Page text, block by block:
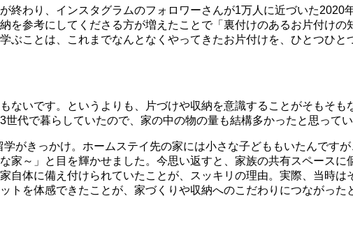
終わり、インスタグラムのフォロワーさんが1万人に近づいた
を参考にしてくださる方が増えたことで「裏付けのあるお片付け
ぶことは、これまでなんとなくやってきたお片付けを、ひとつひ
ないです。というよりも、片づけや収納を意識することがそもそ
代で暮らしていたので、家の中の物の量も結構多かったと思ってい
がきっかけ。ホームステイ先の家には小さな子どももいたんです
家～」と目を輝かせました。今思い返すと、家族の共有スペース
自体に備え付けられていたことが、スッキリの理由。実際、当時
トを体感できたことが、家づくりや収納へのこだわりにつながった